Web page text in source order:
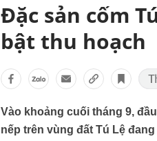
Đặc sản cốm
bật thu hoạch
Vào khoảng cuối tháng 9,
nếp trên vùng đất Tú Lệ